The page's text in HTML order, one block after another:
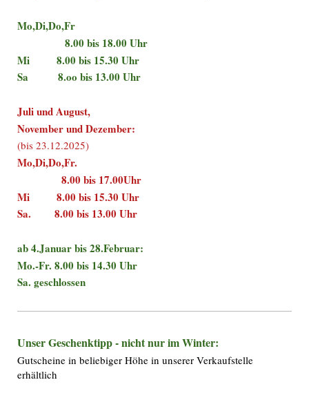
Mo,Di,Do,Fr
8.00 bis 18.00 Uhr
Mi 8.00 bis 15.30 Uhr
Sa 8.oo bis 13.00 Uhr
Juli und August,
November und Dezember:
(bis 23.12.2025)
Mo,Di,Do,Fr.
8.00 bis 17.00Uhr
Mi 8.00 bis 15.30 Uhr
Sa. 8.00 bis 13.00 Uhr
ab 4.Januar bis 28.Februar:
Mo.-Fr. 8.00 bis 14.30 Uhr
Sa. geschlossen
Unser Geschenktipp - nicht nur im Winter:
Gutscheine in beliebiger Höhe in unserer Verkaufstelle
erhältlich